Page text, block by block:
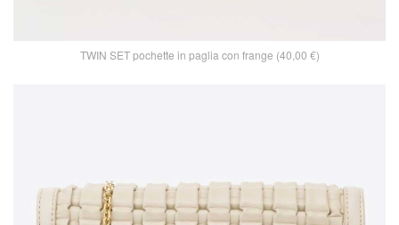
TWIN SET pochette in paglia con frange (40,00 €)